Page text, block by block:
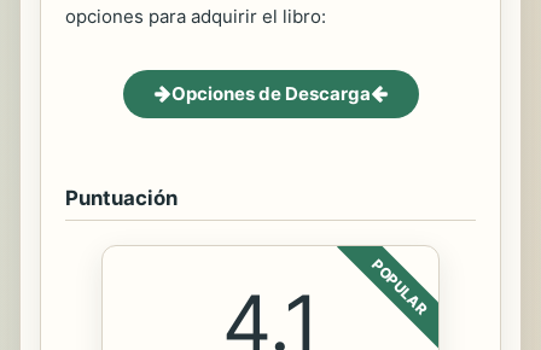
opciones para adquirir el libro:
Opciones de Descarga
Puntuación
POPULAR
4.1